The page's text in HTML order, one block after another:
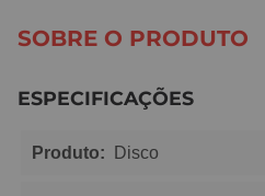
SOBRE O PRODUTO
ESPECIFICAÇÕES
Produto: Disco